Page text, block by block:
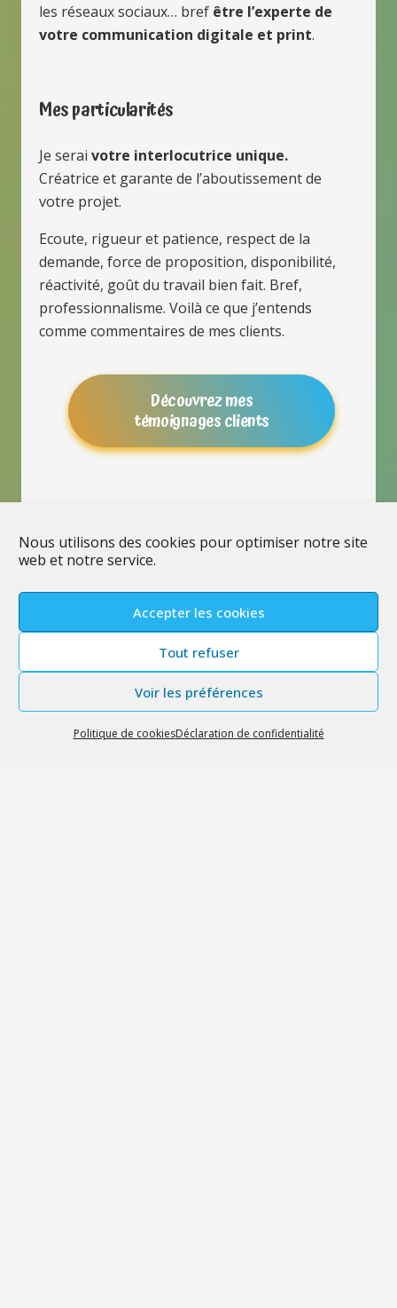
Nous utilisons des cookies pour optimiser notre site
web et notre service.
Accepter les cookies
Tout refuser
Voir les préférences
Politique de cookiesDéclaration de confidentialité
les réseaux sociaux… bref être l’experte de
votre communication digitale et print.
Mes particularités
Je serai votre interlocutrice unique.
Créatrice et garante de l’aboutissement de
votre projet.
Ecoute, rigueur et patience, respect de la
demande, force de proposition, disponibilité,
réactivité, goût du travail bien fait. Bref,
professionnalisme. Voilà ce que j’entends
comme commentaires de mes clients.
Découvrez mes
témoignages clients
Permettre à des entreprises de taille humaine
qualité à un coût accessible.